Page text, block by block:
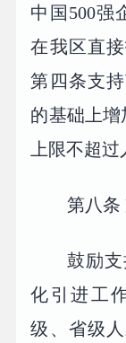
中国500强
在我区直
第四条支
的基础上增
上限不超过
第八条
鼓励
化引进工
级、省级